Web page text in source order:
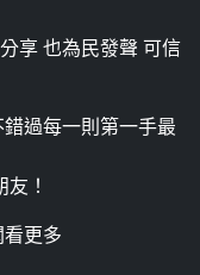
享 也為民發聲 可信
過每一則第一手最
！
更多